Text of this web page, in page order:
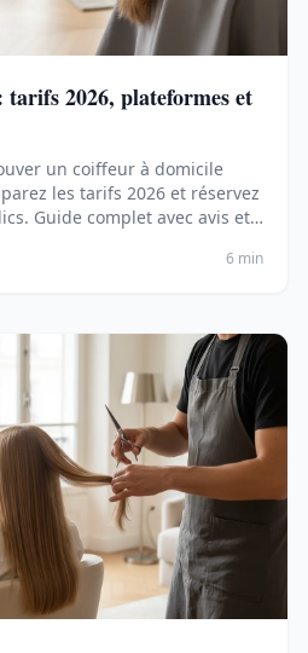
2026, plateformes et
un coiffeur à domicile
les tarifs 2026 et réservez
Guide complet avec avis et
6 min